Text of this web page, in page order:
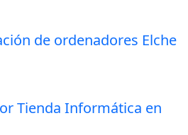
de ordenadores Elche
Tienda Informática en